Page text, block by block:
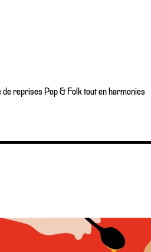
reprises Pop & Folk tout en harmonies